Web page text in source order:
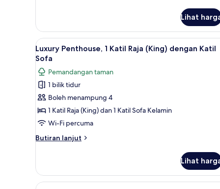
Eiffel
Tower
View)
Room,
Katil
Raja
Balcony,
Tower
(HighFloor,
Eiffel
Tower
Lihat
Lihat
semua
foto
untuk
Luxury
Penthouse,
1
Katil
Raja
(King)
Katil
Sofa
Luxury Penthouse, 1 Katil
7
Luxury Penthouse, 1 Katil Raja (King) dengan Katil
Sofa
Pemandangan taman
1 bilik tidur
Boleh menampung 4
1 Katil Raja (King) dan 1 Katil Sofa Kelamin
Wi-Fi percuma
Butiran lanjut
Butiran
Penthouse,
Lihat
Lihat Superior Room, 1 Katil Ratu